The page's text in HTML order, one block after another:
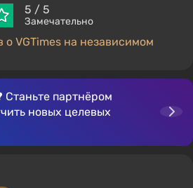
5 / 5
Замечательно
о VGTimes на независимом
Станьте партнёром
новых целевых